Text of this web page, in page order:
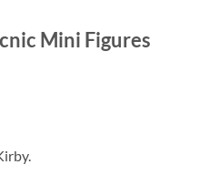
Mini Figures